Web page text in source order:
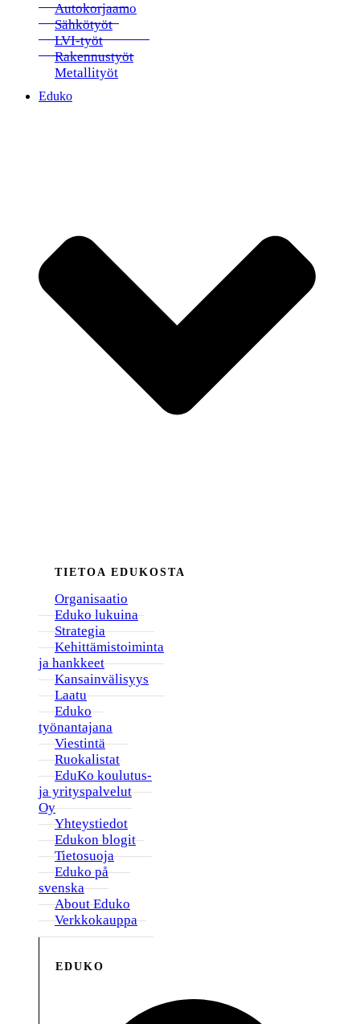
Autokorjaamo
Sähkötyöt
LVI-työt
Rakennustyöt
Metallityöt
Eduko
TIETOA EDUKOSTA
Organisaatio
Eduko lukuina
Strategia
Kehittämistoiminta
ja hankkeet
Kansainvälisyys
Laatu
Eduko
työnantajana
Viestintä
Ruokalistat
EduKo koulutus-
ja yrityspalvelut
Oy
Yhteystiedot
Edukon blogit
Tietosuoja
Eduko på
svenska
About Eduko
Verkkokauppa
EDUKO